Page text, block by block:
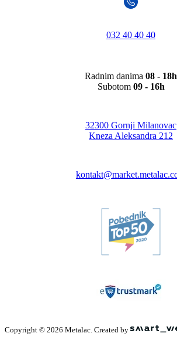
032 40 40 40
Radnim danima 08 - 18h
Subotom 09 - 16h
32300 Gornji Milanovac
Kneza Aleksandra 212
Copyright © 2026 Metalac. Created by